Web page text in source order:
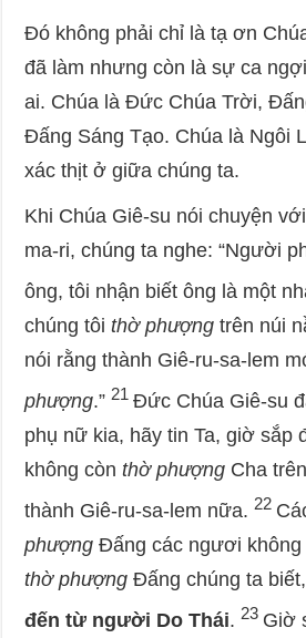
Đó không phải chỉ là tạ ơn
đã làm nhưng còn là sự ca
ai. Chúa là Đức Chúa Trời,
Đấng Sáng Tạo. Chúa là Ngôi
xác thịt ở giữa chúng ta.
Khi Chúa Giê-su nói chuyện
ma-ri, chúng ta nghe: “Người
ông, tôi nhận biết ông là một
chúng tôithờ phượng trên núi
nói rằng thành Giê-ru-sa-lem
phượng.”21 Đức Chúa Giê-su
phụ nữ kia, hãy tin Ta, giờ sắp
không cònthờ phượng Cha
thành Giê-ru-sa-lem nữa.22
phượng Đấng các ngươi không
thờ phượng Đấng chúng ta
đến từ người Do Thái.23 Giờ